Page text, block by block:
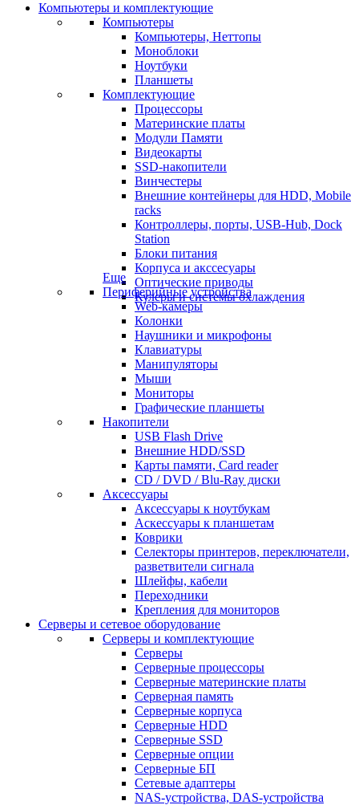
Компьютеры и комплектующие
Компьютеры
Компьютеры, Неттопы
Моноблоки
Ноутбуки
Планшеты
Комплектующие
Процессоры
Материнские платы
Модули Памяти
Видеокарты
SSD-накопители
Винчестеры
Внешние контейнеры для HDD, Mobile
racks
Контроллеры, порты, USB-Hub, Dock
Station
Блоки питания
Корпуса и акссесуары
Оптические приводы
Кулеры и системы охлаждения
Еще
Периферийные устройства
Web-камеры
Колонки
Наушники и микрофоны
Клавиатуры
Манипуляторы
Мыши
Мониторы
Графические планшеты
Накопители
USB Flash Drive
Внешние HDD/SSD
Карты памяти, Card reader
CD / DVD / Blu-Ray диски
Аксессуары
Аксессуары к ноутбукам
Аскессуары к планшетам
Коврики
Селекторы принтеров, переключатели,
разветвители сигнала
Шлейфы, кабели
Переходники
Крепления для мониторов
Серверы и сетевое оборудование
Серверы и комплектующие
Серверы
Серверные процессоры
Серверные материнские платы
Серверная память
Серверные корпуса
Серверные HDD
Серверные SSD
Серверные опции
Серверные БП
Сетевые адаптеры
NAS-устройства, DAS-устройства